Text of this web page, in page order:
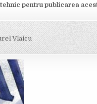
pentru publicarea
Vlaicu